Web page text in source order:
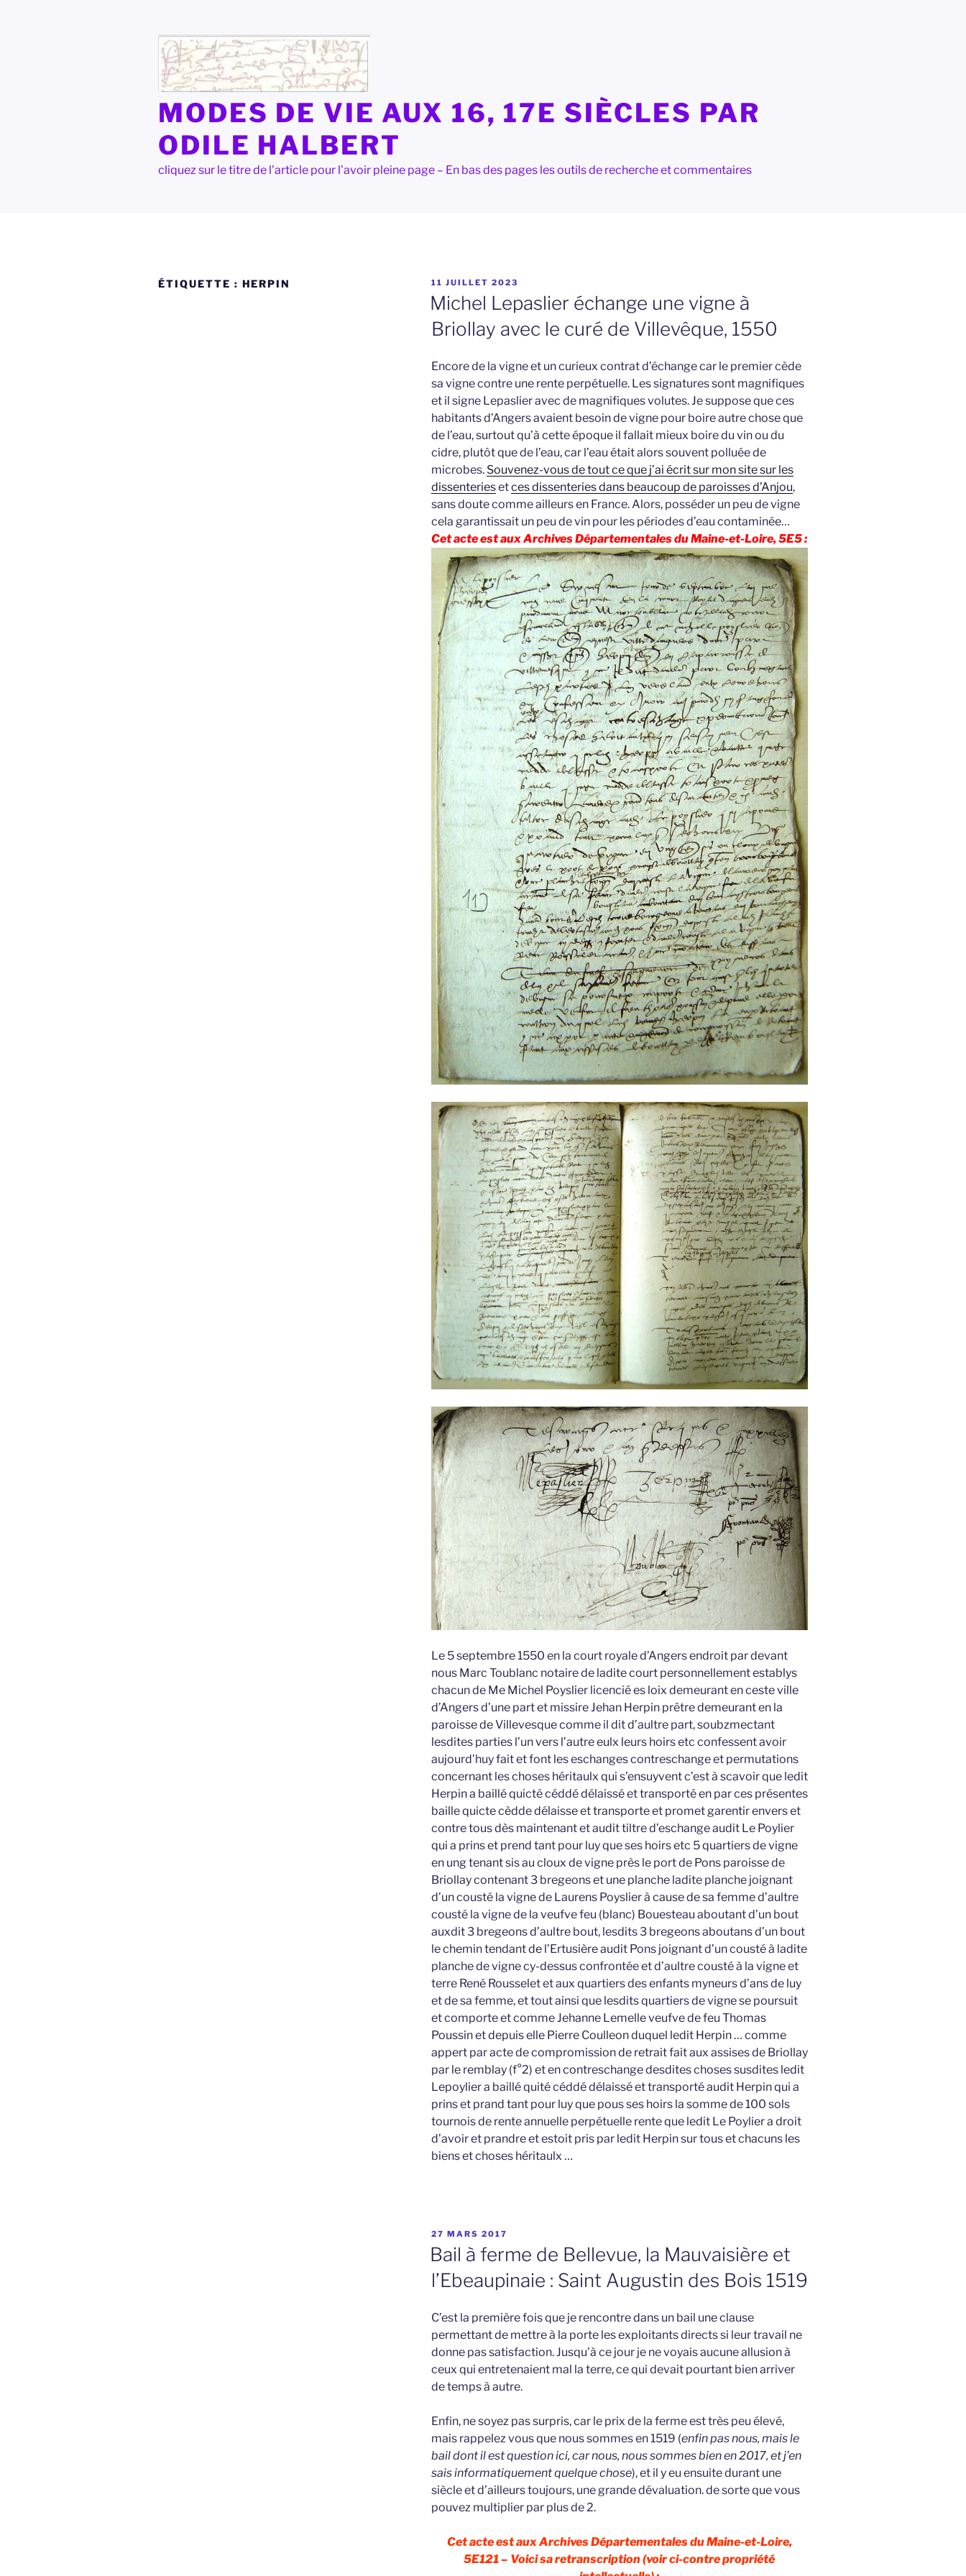
MODES DE VIE AUX 16, 17E SIÈCLES PAR
ODILE HALBERT
cliquez sur le titre de l'article pour l'avoir pleine page – En bas des pages les outils de recherche et commentaires
ÉTIQUETTE : HERPIN
PUBLIÉ
LE
11 JUILLET 2023
Michel Lepaslier échange une vigne à
Briollay avec le curé de Villevêque, 1550
Encore de la vigne et un curieux contrat d’échange car le premier cède
sa vigne contre une rente perpétuelle. Les signatures sont magnifiques
et il signe Lepaslier avec de magnifiques volutes. Je suppose que ces
habitants d’Angers avaient besoin de vigne pour boire autre chose que
de l’eau, surtout qu’à cette époque il fallait mieux boire du vin ou du
cidre, plutôt que de l’eau, car l’eau était alors souvent polluée de
microbes. Souvenez-vous de tout ce que j’ai écrit sur mon site sur les
dissenteriesetces dissenteries dans beaucoup de paroisses d’Anjou,
sans doute comme ailleurs en France. Alors, posséder un peu de vigne
cela garantissait un peu de vin pour les périodes d’eau contaminée…
Cet acte est aux Archives Départementales du Maine-et-Loire, 5E5 :
Le 5 septembre 1550 en la court royale d’Angers endroit par devant
nous Marc Toublanc notaire de ladite court personnellement establys
chacun de Me Michel Poyslier licencié es loix demeurant en ceste ville
d’Angers d’une part et missire Jehan Herpin prêtre demeurant en la
paroisse de Villevesque comme il dit d’aultre part, soubzmectant
lesdites parties l’un vers l’autre eulx leurs hoirs etc confessent avoir
aujourd’huy fait et font les eschanges contreschange et permutations
concernant les choses héritaulx qui s’ensuyvent c’est à scavoir que ledit
Herpin a baillé quicté céddé délaissé et transporté en par ces présentes
baille quicte cèdde délaisse et transporte et promet garentir envers et
contre tous dès maintenant et audit tiltre d’eschange audit Le Poylier
qui a prins et prend tant pour luy que ses hoirs etc 5 quartiers de vigne
en ung tenant sis au cloux de vigne près le port de Pons paroisse de
Briollay contenant 3 bregeons et une planche ladite planche joignant
d’un cousté la vigne de Laurens Poyslier à cause de sa femme d’aultre
cousté la vigne de la veufve feu (blanc) Bouesteau aboutant d’un bout
auxdit 3 bregeons d’aultre bout, lesdits 3 bregeons aboutans d’un bout
le chemin tendant de l’Ertusière audit Pons joignant d’un cousté à ladite
planche de vigne cy-dessus confrontée et d’aultre cousté à la vigne et
terre René Rousselet et aux quartiers des enfants myneurs d’ans de luy
et de sa femme, et tout ainsi que lesdits quartiers de vigne se poursuit
et comporte et comme Jehanne Lemelle veufve de feu Thomas
Poussin et depuis elle Pierre Coulleon duquel ledit Herpin … comme
appert par acte de compromission de retrait fait aux assises de Briollay
par le remblay (f°2) et en contreschange desdites choses susdites ledit
Lepoylier a baillé quité céddé délaissé et transporté audit Herpin qui a
prins et prand tant pour luy que pous ses hoirs la somme de 100 sols
tournois de rente annuelle perpétuelle rente que ledit Le Poylier a droit
d’avoir et prandre et estoit pris par ledit Herpin sur tous et chacuns les
biens et choses héritaulx …
PUBLIÉ
27 MARS 2017
Bail à ferme de Bellevue, la Mauvaisière et
l’Ebeaupinaie : Saint Augustin des Bois 1519
C’est la première fois que je rencontre dans un bail une clause
permettant de mettre à la porte les exploitants directs si leur travail ne
donne pas satisfaction. Jusqu’à ce jour je ne voyais aucune allusion à
ceux qui entretenaient mal la terre, ce qui devait pourtant bien arriver
de temps à autre.
Enfin, ne soyez pas surpris, car le prix de la ferme est très peu élevé,
mais rappelez vous que nous sommes en 1519 (enfin pas nous, mais le
bail dont il est question ici, car nous, nous sommes bien en 2017, et j’en
sais informatiquement quelque chose), et il y eu ensuite durant une
siècle et d’ailleurs toujours, une grande dévaluation. de sorte que vous
pouvez multiplier par plus de 2.
Cet acte est aux Archives Départementales du Maine-et-Loire,
5E121 – Voici sa retranscription (voir ci-contre propriété